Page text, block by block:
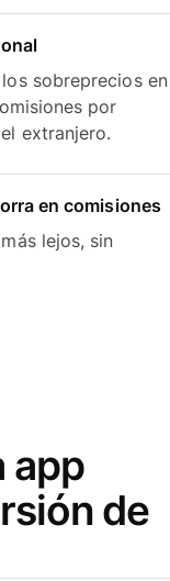
sobreprecios en
por
extranjero.
en comisiones
lejos, sin
app
de